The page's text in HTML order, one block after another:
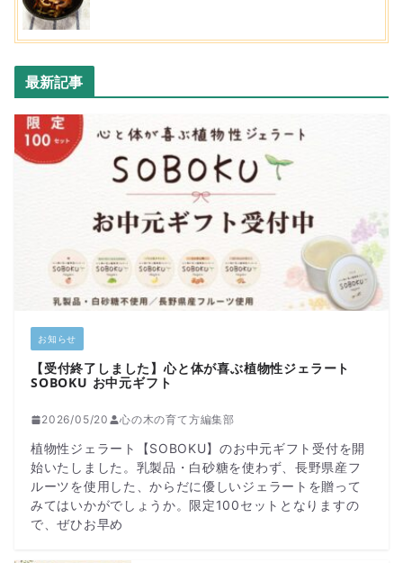
最新記事
お知らせ
【受付終了しました】心と体が喜ぶ植物性ジェラート
SOBOKU お中元ギフト
2026/05/20 心の木の育て方編集部
植物性ジェラート【SOBOKU】のお中元ギフト受付を開
始いたしました。乳製品・白砂糖を使わず、長野県産フ
ルーツを使用した、からだに優しいジェラートを贈って
みてはいかがでしょうか。限定100セットとなりますの
で、ぜひお早め